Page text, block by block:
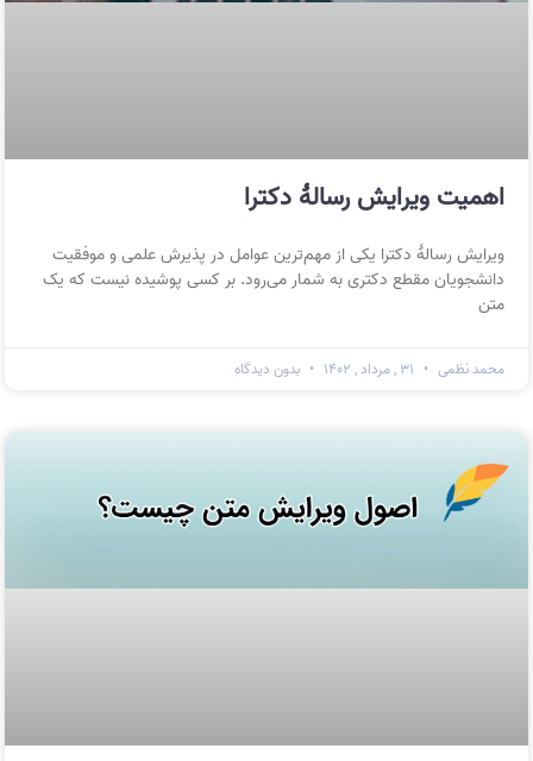
اهمیت ویرایش رسالهٔ دکترا
ویرایش رسالهٔ دکترا یکی از مهم‌ترین عوامل در پذیرش علمی و موفقیت
دانشجویان مقطع دکتری به شمار می‌رود. بر کسی پوشیده نیست که یک
متن
محمد نظمی بدون دیدگاه